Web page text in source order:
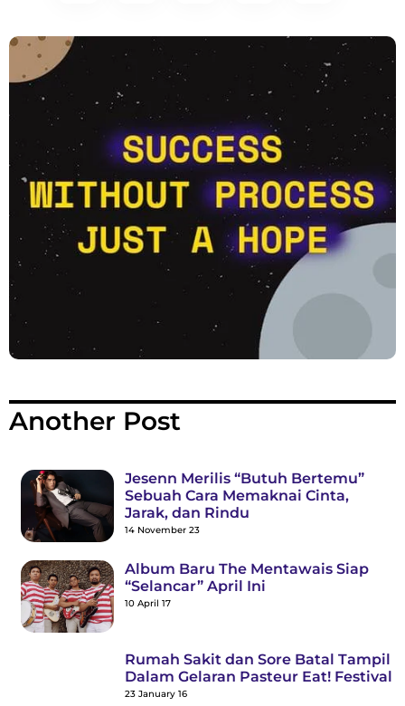
Another Post
Jesenn Merilis “Butuh Bertemu”
Sebuah Cara Memaknai Cinta,
Jarak, dan Rindu
14 November 23
Album Baru The Mentawais Siap
“Selancar” April Ini
10 April 17
Rumah Sakit dan Sore Batal Tampil
Dalam Gelaran Pasteur Eat! Festival
23 January 16